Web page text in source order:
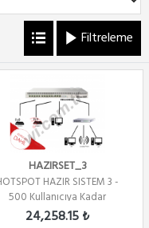
Filtreleme
HAZIRSET_3
HAZIR SISTEM 3 -
500 Kullanıcıya Kadar
24,258.15 ₺